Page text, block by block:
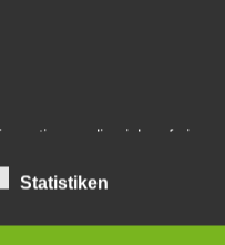
die sich auf eine
wird eine natürliche
insbesondere mittels
oder zu einem oder
Statistiken